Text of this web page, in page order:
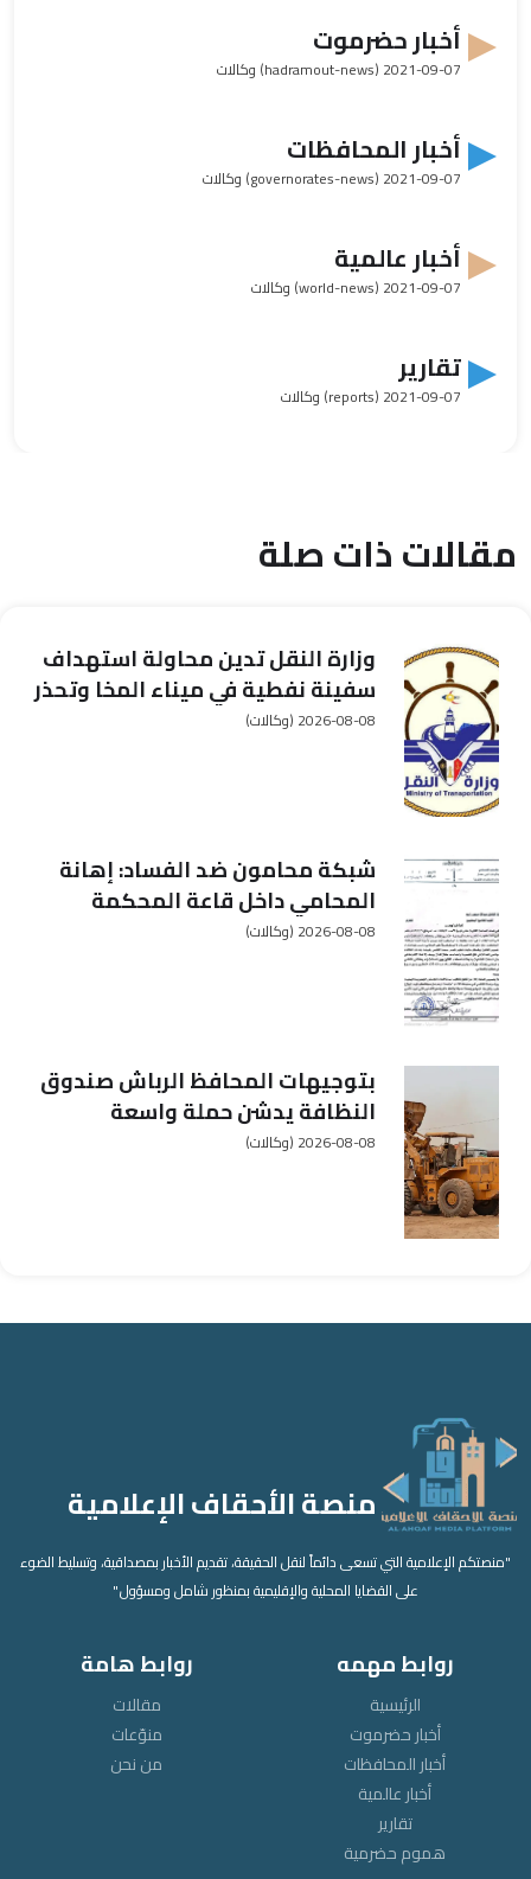
أخبار حضرموت
2021-09-07 (hadramout-news) وكالات
أخبار المحافظات
2021-09-07 (governorates-news) وكالات
أخبار عالمية
2021-09-07 (world-news) وكالات
تقارير
2021-09-07 (reports) وكالات
مقالات ذات صلة
وزارة النقل تدين محاولة استهداف
سفينة نفطية في ميناء المخا وتحذر
من مخاطرها على الملاحة
2026-08-08 (وكالات)
شبكة محامون ضد الفساد: إهانة
المحامي داخل قاعة المحكمة
مساسٌ بحق الدفاع وهيبة العدالة
2026-08-08 (وكالات)
بتوجيهات المحافظ الرباش صندوق
النظافة يدشن حملة واسعة
لتنظيف وتأهيل إدارة أمن محافظة
2026-08-08 (وكالات)
منصة الأحقاف الإعلامية
"منصتكم الإعلامية التي تسعى دائماً لنقل الحقيقة، تقديم الأخبار بمصداقية، وتسليط الضوء
على القضايا المحلية والإقليمية بمنظور شامل ومسؤول."
روابط مهمه
الرئيسية
أخبار حضرموت
أخبار المحافظات
أخبار عالمية
تقارير
هموم حضرمية
روابط هامة
مقالات
منوّعات
من نحن